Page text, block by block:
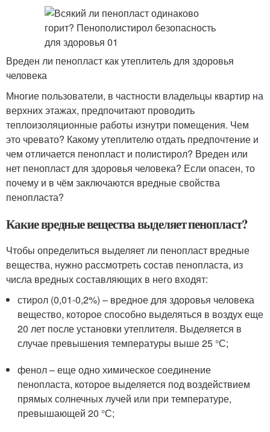
Вреден ли пенопласт как утеплитель для здоровья
человека
Многие пользователи, в частности владельцы квартир на
верхних этажах, предпочитают проводить
теплоизоляционные работы изнутри помещения. Чем
это чревато? Какому утеплителю отдать предпочтение и
чем отличается пенопласт и полистирол? Вреден или
нет пенопласт для здоровья человека? Если опасен, то
почему и в чём заключаются вредные свойства
пенопласта?
Какие вредные вещества выделяет пенопласт?
Чтобы определиться выделяет ли пенопласт вредные
вещества, нужно рассмотреть состав пенопласта, из
числа вредных составляющих в него входят:
стирол (0,01-0,2%) – вредное для здоровья человека
вещество, которое способно выделяться в воздух еще
20 лет после установки утеплителя. Выделяется в
случае превышения температуры выше 25 °С;
фенол – еще одно химическое соединение
пенопласта, которое выделяется под воздействием
прямых солнечных лучей или при температуре,
превышающей 20 °С;